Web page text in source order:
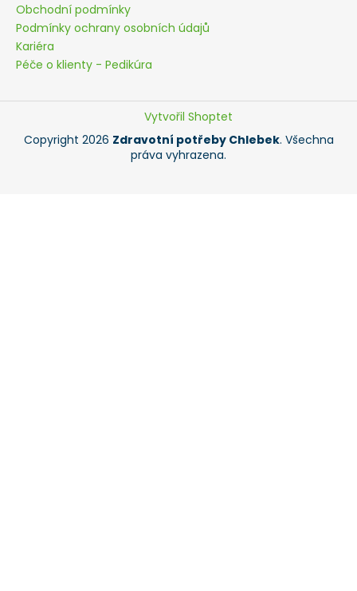
Obchodní podmínky
Podmínky ochrany osobních údajů
Kariéra
Péče o klienty - Pedikúra
Vytvořil Shoptet
Copyright 2026 Zdravotní potřeby Chlebek. Všechna
práva vyhrazena.